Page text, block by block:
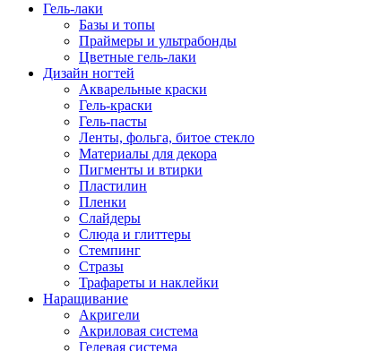
Гель-лаки
Базы и топы
Праймеры и ультрабонды
Цветные гель-лаки
Дизайн ногтей
Акварельные краски
Гель-краски
Гель-пасты
Ленты, фольга, битое стекло
Материалы для декора
Пигменты и втирки
Пластилин
Пленки
Слайдеры
Слюда и глиттеры
Стемпинг
Стразы
Трафареты и наклейки
Наращивание
Акригели
Акриловая система
Гелевая система